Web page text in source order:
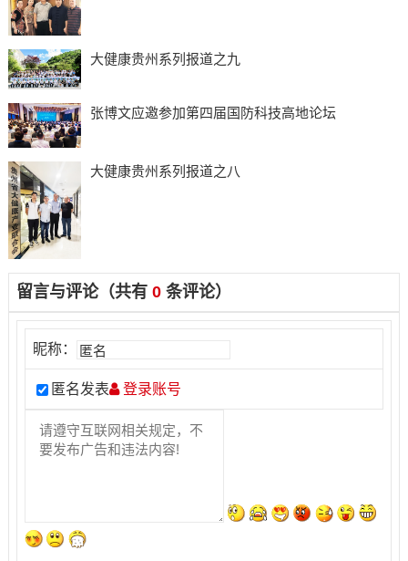
大健康贵州系列报道之九
张博文应邀参加第四届国防科技高地论坛
大健康贵州系列报道之八
留言与评论（共有 0条评论）
昵称：
匿名发表 登录账号